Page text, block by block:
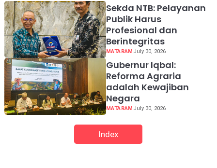
Sekda NTB: Pelayanan
Publik Harus
Profesional dan
Berintegritas
MATARAM July 30, 2026
Gubernur Iqbal:
Reforma Agraria
adalah Kewajiban
Negara
MATARAM July 30, 2026
Index